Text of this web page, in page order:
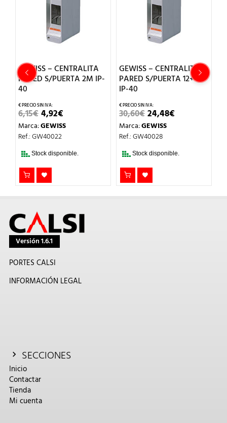
GEWISS – CENTRALITA
PARED S/PUERTA 2M IP-
40
6,15€EL
PRECIO
ORIGINAL
ERA:
4,92€PRECIO
ACTUAL
Marca:GEWISS
Ref.: GW40022
Stock disponible.
GEWISS – CENTRALITA
PARED S/PUERTA 12+1M
IP-40
30,60€EL
PRECIO
ORIGINAL
ERA:
24,48€
Marca:GEWISS
Ref.: GW40028
Stock disponible.
Versión 1.6.1
PORTES CALSI
INFORMACIÓN LEGAL
SECCIONES
Inicio
Contactar
Tienda
Mi cuenta